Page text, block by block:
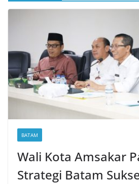
BATAM
Wali Kota Amsakar
Strategi Batam